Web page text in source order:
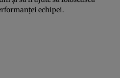
echipei.